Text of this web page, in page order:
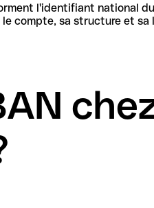
l'identifiant national